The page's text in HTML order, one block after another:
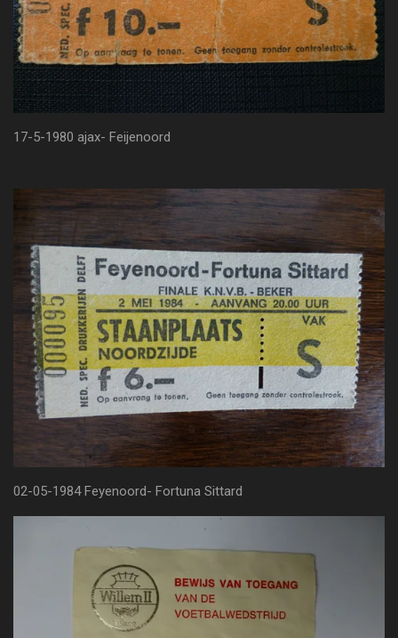
17-5-1980 ajax- Feijenoord
02-05-1984 Feyenoord- Fortuna Sittard